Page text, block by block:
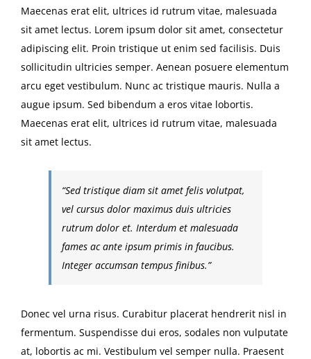
Maecenas erat elit, ultrices id rutrum vitae, malesuada
sit amet lectus. Lorem ipsum dolor sit amet, consectetur
adipiscing elit. Proin tristique ut enim sed facilisis. Duis
sollicitudin ultricies semper. Aenean posuere elementum
arcu eget vestibulum. Nunc ac tristique mauris. Nulla a
augue ipsum. Sed bibendum a eros vitae lobortis.
Maecenas erat elit, ultrices id rutrum vitae, malesuada
sit amet lectus.
“Sed tristique diam sit amet felis volutpat,
vel cursus dolor maximus duis ultricies
rutrum dolor et. Interdum et malesuada
fames ac ante ipsum primis in faucibus.
Integer accumsan tempus finibus.”
Donec vel urna risus. Curabitur placerat hendrerit nisl in
fermentum. Suspendisse dui eros, sodales non vulputate
at, lobortis ac mi. Vestibulum vel semper nulla. Praesent